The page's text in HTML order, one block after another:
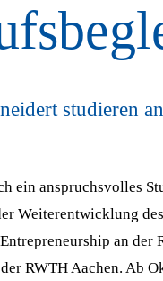
studieren
ein anspruchsvolles
Weiterentwicklung
an der
RWTH Aachen. Ab